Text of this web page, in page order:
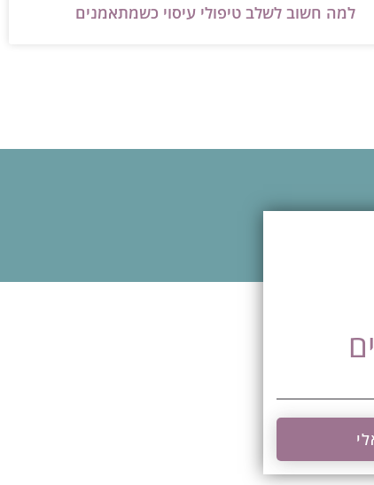
למה חשוב לשלב טיפולי עיסוי כשמתאמנים